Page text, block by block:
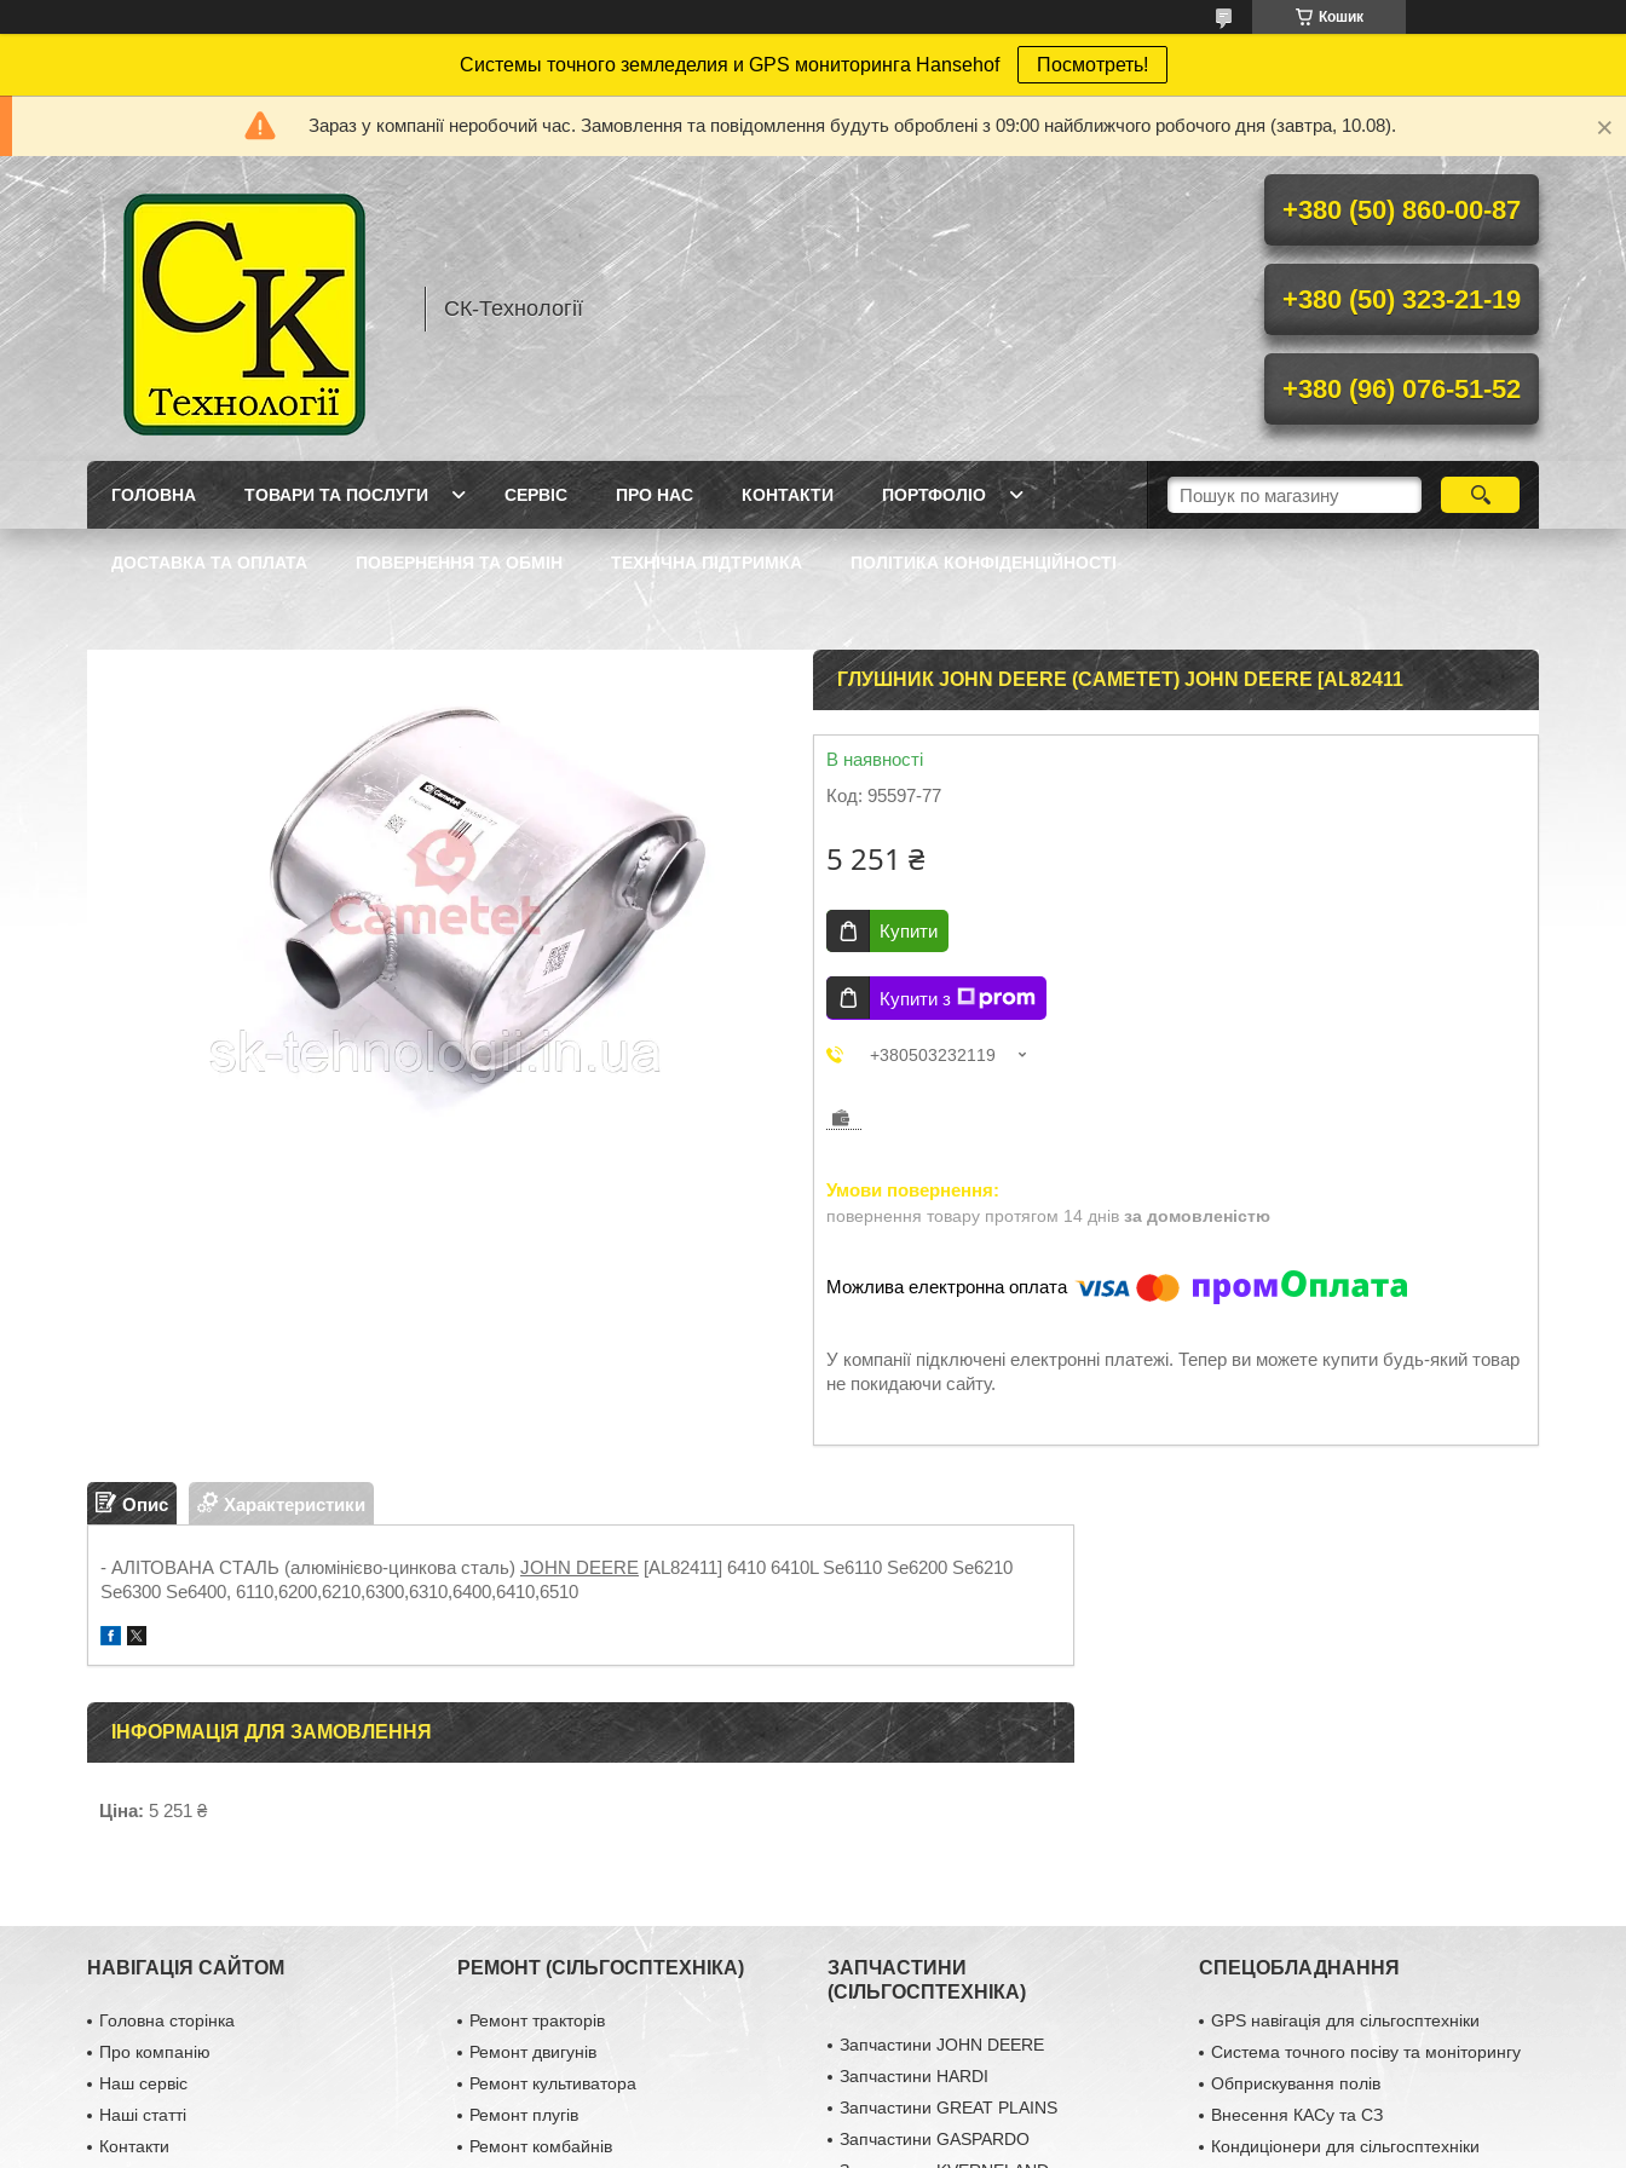
Кошик
Системы точного земледелия и GPS мониторинга Hansehof Посмотреть!
Зараз у компанії неробочий час. Замовлення та повідомлення будуть оброблені з 09:00 найближчого робочого дня (завтра, 10.08).
СК-Технології
+380 (50) 860-00-87
+380 (50) 323-21-19
+380 (96) 076-51-52
ГОЛОВНА ТОВАРИ ТА ПОСЛУГИ СЕРВІС ПРО НАС КОНТАКТИ ПОРТФОЛІО
ДОСТАВКА ТА ОПЛАТА ПОВЕРНЕННЯ ТА ОБМІН ТЕХНІЧНА ПІДТРИМКА ПОЛІТИКА КОНФІДЕНЦІЙНОСТІ
ГЛУШНИК JOHN DEERE (CAMETET) JOHN DEERE [AL82411
В наявності
Код: 95597-77
5 251 ₴
Купити
Купити з
+380503232119
повернення товару протягом 14 днів за домовленістю
У компанії підключені електронні платежі. Тепер ви можете купити будь-який товар
не покидаючи сайту.
Опис Характеристики
- АЛІТОВАНА СТАЛЬ (алюмінієво-цинкова сталь) JOHN DEERE [AL82411] 6410 6410L Se6110 Se6200 Se6210
Se6300 Se6400, 6110,6200,6210,6300,6310,6400,6410,6510
ІНФОРМАЦІЯ ДЛЯ ЗАМОВЛЕННЯ
Ціна: 5 251 ₴
НАВІГАЦІЯ САЙТОМ
Головна сторінка
Про компанію
Наш сервіс
Наші статті
Контакти
РЕМОНТ (СІЛЬГОСПТЕХНІКА)
Ремонт тракторів
Ремонт двигунів
Ремонт культиватора
Ремонт плугів
Ремонт комбайнів
ЗАПЧАСТИНИ
(СІЛЬГОСПТЕХНІКА)
Запчастини JOHN DEERE
Запчастини HARDI
Запчастини GREAT PLAINS
Запчастини GASPARDO
СПЕЦОБЛАДНАННЯ
GPS навігація для сільгосптехніки
Система точного посіву та моніторингу
Обприскування полів
Внесення КАСу та СЗ
Кондиціонери для сільгосптехніки